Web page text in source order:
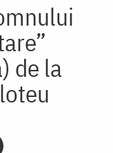
de la